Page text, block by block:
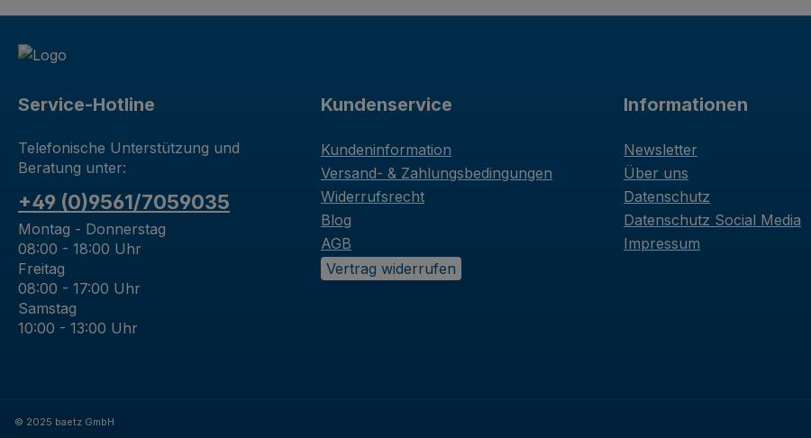
Service-Hotline
Telefonische Unterstützung und
Beratung unter:
+49 (0)9561/7059035
Montag - Donnerstag
08:00 - 18:00 Uhr
Freitag
08:00 - 17:00 Uhr
Samstag
10:00 - 13:00 Uhr
Kundenservice
Kundeninformation
Versand- & Zahlungsbedingungen
Widerrufsrecht
Blog
AGB
Vertrag widerrufen
Informationen
Newsletter
Über uns
Datenschutz
Datenschutz Social Media
Impressum
© 2025 baetz GmbH